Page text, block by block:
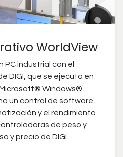
WorldView
PC industrial con el
DIGI, que se ejecuta en
Windows®.
un control de software
y el rendimiento
de peso y
y precio de DIGI.